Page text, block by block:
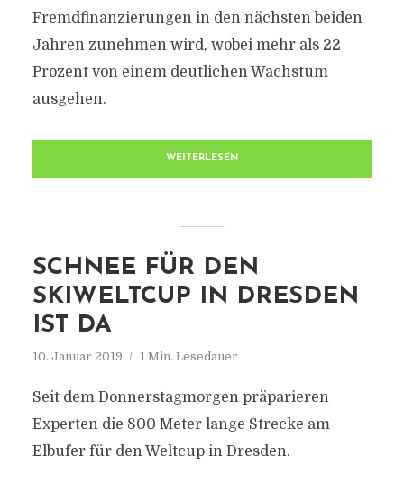
Fremdfinanzierungen in den nächsten beiden
Jahren zunehmen wird, wobei mehr als 22
Prozent von einem deutlichen Wachstum
ausgehen.
WEITERLESEN
SCHNEE FÜR DEN
SKIWELTCUP IN DRESDEN
IST DA
10. Januar 2019 1 Min. Lesedauer
Seit dem Donnerstagmorgen präparieren
Experten die 800 Meter lange Strecke am
Elbufer für den Weltcup in Dresden.